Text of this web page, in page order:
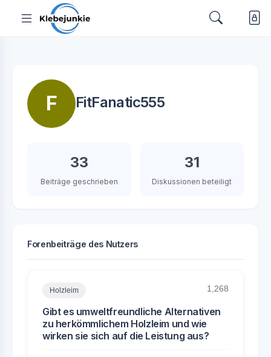
F FitFanatic555
33
Beiträge geschrieben
31
Diskussionen beteiligt
Forenbeiträge des Nutzers
Holzleim 1,268
Gibt es umweltfreundliche Alternativen
zu herkömmlichem Holzleim und wie
wirken sie sich auf die Leistung aus?